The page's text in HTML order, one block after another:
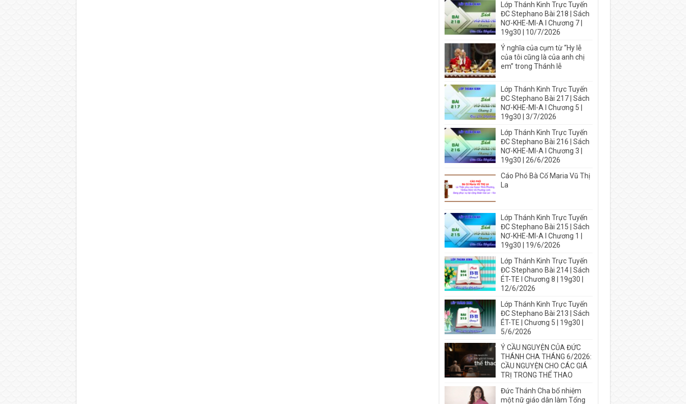
Lớp Thánh Kinh Trực Tuyến
ĐC Stephano Bài 218 | Sách
NƠ-KHE-MI-A I Chương 7 |
19g30 | 10/7/2026
Ý nghĩa của cụm từ “Hy lễ
của tôi cũng là của anh chị
em” trong Thánh lễ
Lớp Thánh Kinh Trực Tuyến
ĐC Stephano Bài 217 | Sách
NƠ-KHE-MI-A I Chương 5 |
19g30 | 3/7/2026
Lớp Thánh Kinh Trực Tuyến
ĐC Stephano Bài 216 | Sách
NƠ-KHE-MI-A I Chương 3 |
19g30 | 26/6/2026
Cáo Phó Bà Cố Maria Vũ Thị
La
Lớp Thánh Kinh Trực Tuyến
ĐC Stephano Bài 215 | Sách
NƠ-KHE-MI-A I Chương 1 |
19g30 | 19/6/2026
Lớp Thánh Kinh Trực Tuyến
ĐC Stephano Bài 214 | Sách
ÉT-TE I Chương 8 | 19g30 |
12/6/2026
Lớp Thánh Kinh Trực Tuyến
ĐC Stephano Bài 213 | Sách
ÉT-TE | Chương 5 | 19g30 |
5/6/2026
Ý CẦU NGUYỆN CỦA ĐỨC
THÁNH CHA THÁNG 6/2026:
CẦU NGUYỆN CHO CÁC GIÁ
TRỊ TRONG THỂ THAO
Đức Thánh Cha bổ nhiệm
một nữ giáo dân làm Tổng